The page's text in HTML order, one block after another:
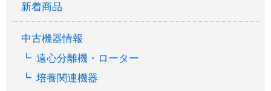
新着商品
中古機器情報
遠心分離機・ローター
培養関連機器